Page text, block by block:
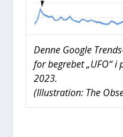
Den­ne Goog­le
for begre­bet „UFO“
2023.
(Illu­stra­tion: The